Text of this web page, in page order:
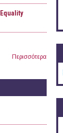
Περισσότερα